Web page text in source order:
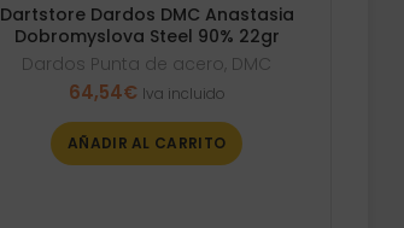
Dartstore Dardos DMC Anastasia
Dobromyslova Steel 90% 22gr
Dardos Punta de acero, DMC
64,54€ Iva incluido
AÑADIR AL CARRITO